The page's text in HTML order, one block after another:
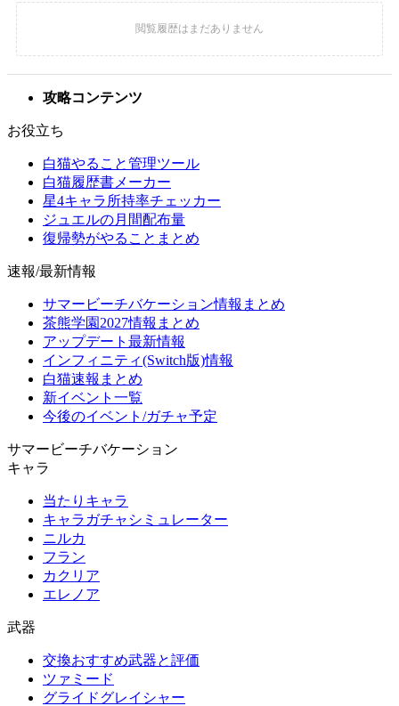
攻略コンテンツ
お役立ち
白猫やること管理ツール
白猫履歴書メーカー
星4キャラ所持率チェッカー
ジュエルの月間配布量
復帰勢がやることまとめ
速報/最新情報
サマービーチバケーション情報まとめ
茶熊学園2027情報まとめ
アップデート最新情報
インフィニティ(Switch版)情報
白猫速報まとめ
新イベント一覧
今後のイベント/ガチャ予定
サマービーチバケーション
キャラ
当たりキャラ
キャラガチャシミュレーター
ニルカ
フラン
カクリア
エレノア
武器
交換おすすめ武器と評価
ツァミード
グライドグレイシャー